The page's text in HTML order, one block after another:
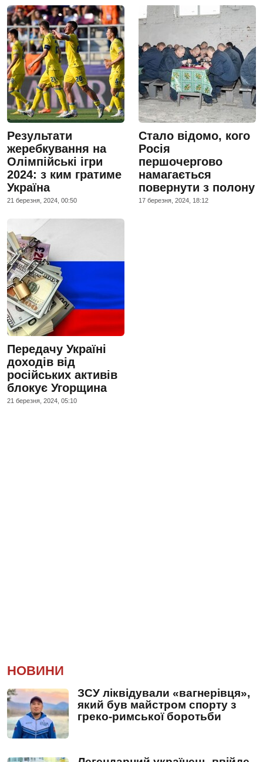
Результати
жеребкування на
Олімпійські ігри
2024: з ким гратиме
Україна
21 березня, 2024, 00:50
Стало відомо, кого
Росія
першочергово
намагається
повернути з полону
17 березня, 2024, 18:12
Передачу Україні
доходів від
російських активів
блокує Угорщина
21 березня, 2024, 05:10
НОВИНИ
ЗСУ ліквідували «вагнерівця»,
який був майстром спорту з
греко-римської боротьби